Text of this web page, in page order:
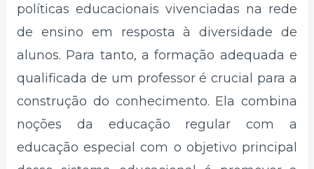
políticas educacionais vivenciadas na rede
de ensino em resposta à diversidade de
alunos. Para tanto, a formação adequada e
qualificada de um professor é crucial para a
construção do conhecimento. Ela combina
noções da educação regular com a
educação especial com o objetivo principal